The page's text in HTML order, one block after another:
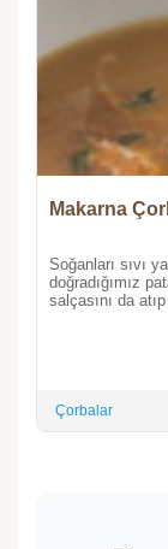
Makarna
Soğanları sıvı
doğradığımız
salçasını da
Çorbalar